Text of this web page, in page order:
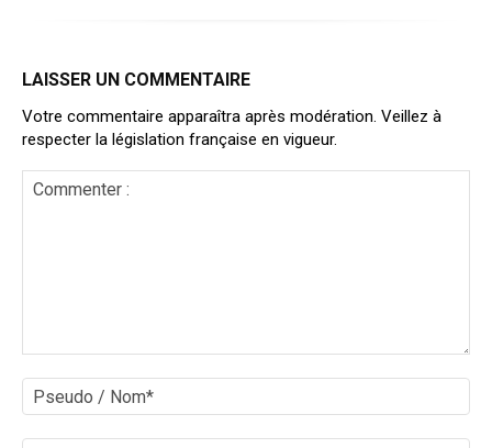
LAISSER UN COMMENTAIRE
Votre commentaire apparaîtra après modération. Veillez à
respecter la législation française en vigueur.
/